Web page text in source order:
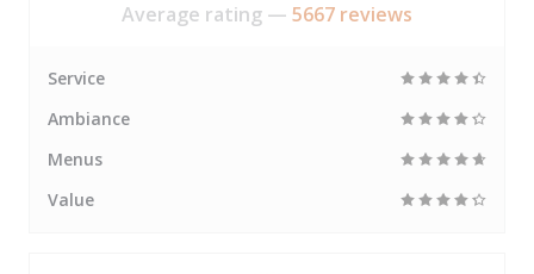
Average rating — 5667 reviews
Service
Ambiance
Menus
Value